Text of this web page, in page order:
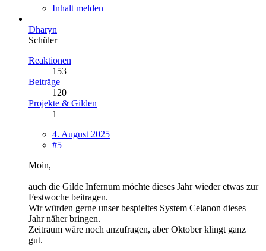
Inhalt melden
Dharyn
Schüler
Reaktionen
153
Beiträge
120
Projekte & Gilden
1
4. August 2025
#5
Moin,
auch die Gilde Infernum möchte dieses Jahr wieder etwas zur
Festwoche beitragen.
Wir würden gerne unser bespieltes System Celanon dieses
Jahr näher bringen.
Zeitraum wäre noch anzufragen, aber Oktober klingt ganz
gut.